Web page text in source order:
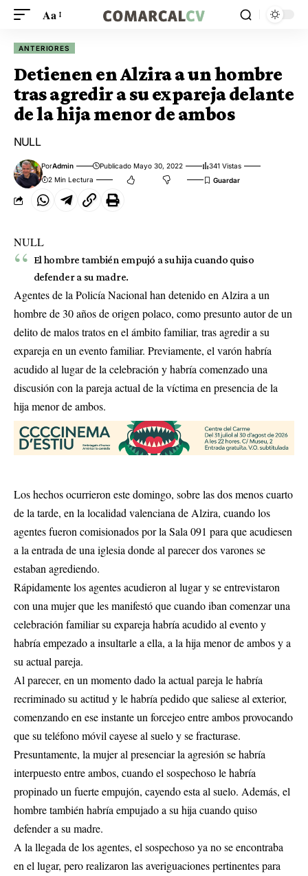
Aa
ANTERIORES
Detienen en Alzira a un hombre
tras agredir a su expareja delante
de la hija menor de ambos
NULL
PorAdmin Publicado Mayo 30, 2022
341 Vistas
2 Min Lectura
NULL
El hombre también empujó a su hija cuando quiso
defender a su madre.
Agentes de la Policía Nacional han detenido en Alzira a un
hombre de 30 años de origen polaco, como presunto autor de un
delito de malos tratos en el ámbito familiar, tras agredir a su
expareja en un evento familiar. Previamente, el varón habría
acudido al lugar de la celebración y habría comenzado una
discusión con la pareja actual de la víctima en presencia de la
hija menor de ambos.
Los hechos ocurrieron este domingo, sobre las dos menos cuarto
de la tarde, en la localidad valenciana de Alzira, cuando los
agentes fueron comisionados por la Sala 091 para que acudiesen
a la entrada de una iglesia donde al parecer dos varones se
estaban agrediendo.
Rápidamente los agentes acudieron al lugar y se entrevistaron
con una mujer que les manifestó que cuando iban comenzar una
celebración familiar su expareja habría acudido al evento y
habría empezado a insultarle a ella, a la hija menor de ambos y a
su actual pareja.
Al parecer, en un momento dado la actual pareja le habría
recriminado su actitud y le habría pedido que saliese al exterior,
comenzando en ese instante un forcejeo entre ambos provocando
que su teléfono móvil cayese al suelo y se fracturase.
Presuntamente, la mujer al presenciar la agresión se habría
interpuesto entre ambos, cuando el sospechoso le habría
propinado un fuerte empujón, cayendo esta al suelo. Además, el
hombre también habría empujado a su hija cuando quiso
defender a su madre.
A la llegada de los agentes, el sospechoso ya no se encontraba
en el lugar, pero realizaron las averiguaciones pertinentes para